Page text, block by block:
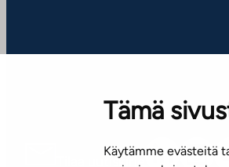
Tämä
Käytämme evästeitä
Tilaa uutiskirje